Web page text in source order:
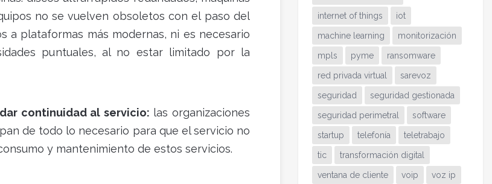
no se vuelven obsoletos con el paso del
a plataformas más modernas, ni es necesario
puntuales, al no estar limitado por la
continuidad al servicio: las organizaciones
de todo lo necesario para que el servicio no
y mantenimiento de estos servicios.
internet of things iot
machine learning monitorización
mpls pyme ransomware
red privada virtual sarevoz
seguridad seguridad gestionada
seguridad perimetral software
startup telefonía teletrabajo
tic transformación digital
ventana de cliente voip voz ip